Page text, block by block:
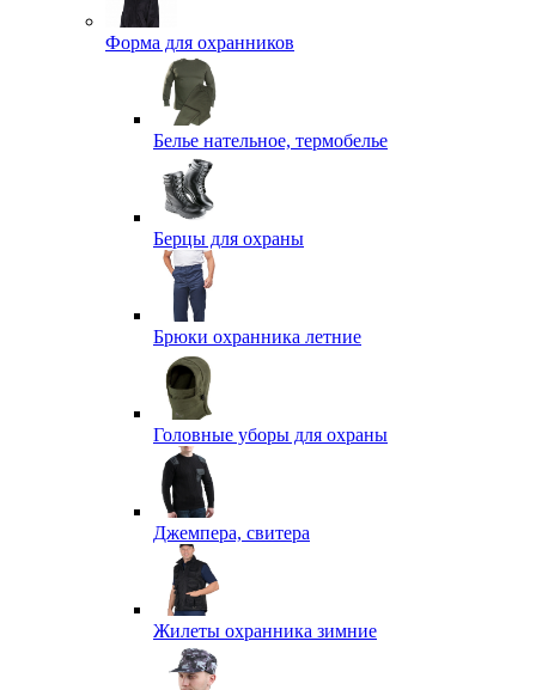
Форма для охранников
Белье нательное, термобелье
Берцы для охраны
Брюки охранника летние
Головные уборы для охраны
Джемпера, свитера
Жилеты охранника зимние